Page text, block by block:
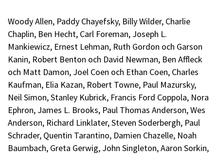
Woody Allen, Paddy Chayefsky, Billy Wilder, Charlie
Chaplin, Ben Hecht, Carl Foreman, Joseph L.
Mankiewicz, Ernest Lehman, Ruth Gordon och Garson
Kanin, Robert Benton och David Newman, Ben Affleck
och Matt Damon, Joel Coen och Ethan Coen, Charles
Kaufman, Elia Kazan, Robert Towne, Paul Mazursky,
Neil Simon, Stanley Kubrick, Francis Ford Coppola, Nora
Ephron, James L. Brooks, Paul Thomas Anderson, Wes
Anderson, Richard Linklater, Steven Soderbergh, Paul
Schrader, Quentin Tarantino, Damien Chazelle, Noah
Baumbach, Greta Gerwig, John Singleton, Aaron Sorkin,